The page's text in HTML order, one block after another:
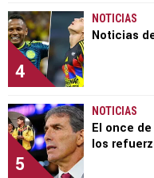
4
NOTICIAS
Noticias
5
NOTICIAS
El once
los